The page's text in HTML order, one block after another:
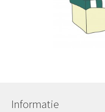
Informatie